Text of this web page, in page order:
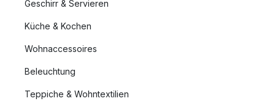
Geschirr & Servieren
Küche & Kochen
Wohnaccessoires
Beleuchtung
Teppiche & Wohntextilien